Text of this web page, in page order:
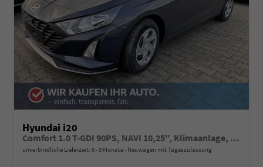
Hyundai i20
Comfort 1.0 T-GDI 90PS, NAVI 10,25", Klimaanlage, Parksensoren hinten, Rückfahrkamera, Tempomat, Lederlenkrad, Reserverad, Alarm, Armlehne, ZV mit Fernbedienung, Fernlichtassistent, 4x elektr. Fensterheber
unverbindliche Lieferzeit: 6 - 9 Monate Neuwagen mit Tageszulassung